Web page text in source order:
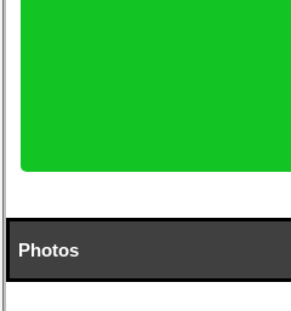
Photos